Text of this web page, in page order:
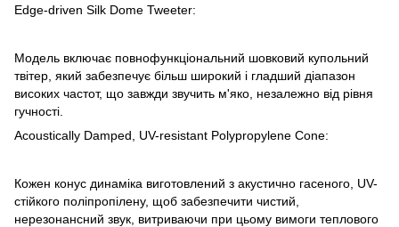
Edge-driven Silk Dome Tweeter:
Модель включає повнофункціональний шовковий купольний
твітер, який забезпечує більш широкий і гладший діапазон
високих частот, що завжди звучить м'яко, незалежно від рівня
гучності.
Acoustically Damped, UV-resistant Polypropylene Cone:
Кожен конус динаміка виготовлений з акустично гасеного, UV-
стійкого поліпропілену, щоб забезпечити чистий,
нерезонансний звук, витриваючи при цьому вимоги теплового